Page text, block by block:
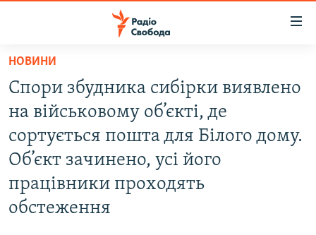
Перейти
основного
матеріалу
до
основної
навігації
Перейти
до
РАДІО СВОБОДА – 70 РОКІВ
ВСЕ ЗА ДОБУ
ПОЛІТИКА
ЕКОНОМІКА
СУСПІЛЬСТВО
ВІЙНА
РОСІЙСЬКА «ФІЛЬТРАЦІЯ»
ДОНБАС.РЕАЛІЇ
НОВИНИ
Спори збудника сибірки виявлено
на військовому об’єкті, де
сортується пошта для Білого дому.
Об’єкт зачинено, усі його
працівники проходять
обстеження